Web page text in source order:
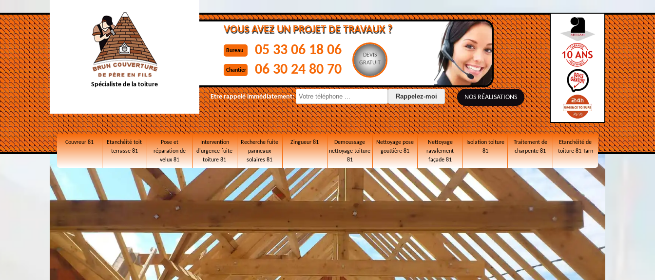
Spécialiste de la toiture
VOUS AVEZ UN PROJET DE TRAVAUX ?
Bureau 05 33 06 18 06
Chantier 06 30 24 80 70
DEVIS
GRATUIT
Etre rappelé immédiatement: NOS RÉALISATIONS
Couvreur 81
Etanchéité toit
terrasse 81
Pose et
réparation de
velux 81
Intervention
d'urgence fuite
toiture 81
Recherche fuite
panneaux
solaires 81
Zingueur 81
Demoussage
nettoyage toiture
81
Nettoyage pose
gouttière 81
Nettoyage
ravalement
façade 81
Isolation toiture
81
Traitement de
charpente 81
Etanchéité de
toiture 81 Tarn